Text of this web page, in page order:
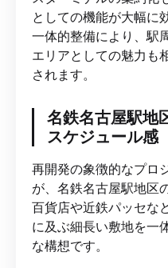
としての機能が大幅に
一体的整備により、駅
エリアとしての魅力も
されます。
名鉄名古屋駅地
スケジュール感
再開発の象徴的なプロ
が、名鉄名古屋駅地区
百貨店や近鉄パッセな
に及ぶ細長い敷地を一
な構想です。